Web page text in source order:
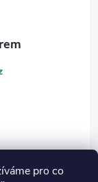
pro co